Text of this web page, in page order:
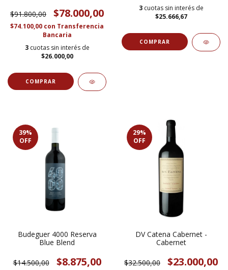
$91.800,00 $78.000,00
$74.100,00 con Transferencia
Bancaria
3 cuotas sin interés de
$26.000,00
3 cuotas sin interés de
$25.666,67
39%
OFF
Budeguer 4000 Reserva
Blue Blend
$14.500,00 $8.875,00
29%
OFF
DV Catena Cabernet -
Cabernet
$32.500,00 $23.000,00